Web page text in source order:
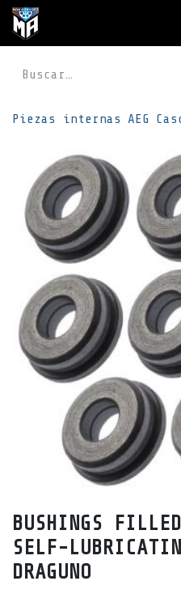
Ir al contenido
Piezas internas AEG
BUSHINGS
SELF-
DRAGUNO